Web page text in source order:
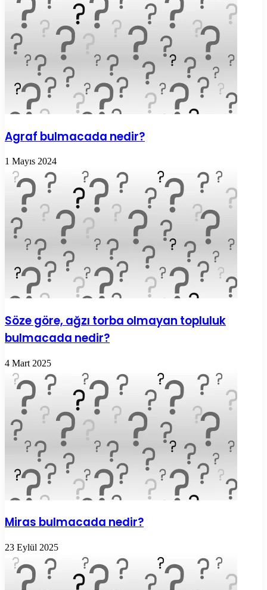
Agraf bulmacada nedir?
1 Mayıs 2024
Söze göre, ağzı torba olmayan topluluk
bulmacada nedir?
4 Mart 2025
Miras bulmacada nedir?
23 Eylül 2025